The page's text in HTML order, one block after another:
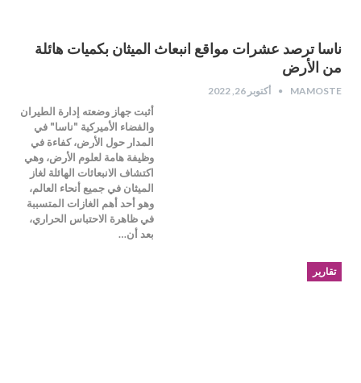
ناسا ترصد عشرات مواقع انبعاث الميثان بكميات هائلة
من الأرض
MAMOSTE أكتوبر 26, 2022
أثبت جهاز وضعته إدارة الطيران
والفضاء الأميركية "ناسا" في
المدار حول الأرض، كفاءة في
وظيفة هامة لعلوم الأرض، وهي
اكتشاف الانبعاثات الهائلة لغاز
الميثان في جميع أنحاء العالم،
وهو أحد أهم الغازات المتسببة
في ظاهرة الاحتباس الحراري،
بعد أن…
تقارير